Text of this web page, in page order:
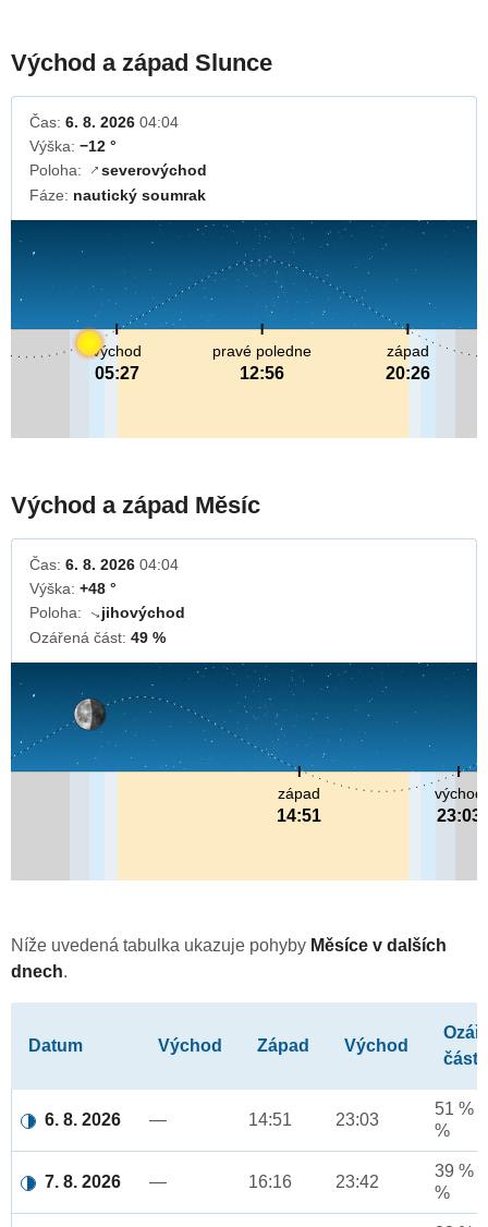
Východ a západ Slunce
Čas: 6. 8. 2026 04:04
Výška: −12 °
Poloha:
↓severovýchod
Fáze: nautický soumrak
pravé poledne
12:56
východ
05:27
západ
20:26
Východ a západ Měsíc
Čas: 6. 8. 2026 04:04
Výška: +48 °
Poloha:
↓jihovýchod
Ozářená část: 49 %
východ
23:03
západ
14:51
Níže uvedená tabulka ukazuje pohyby Měsíce v dalších
dnech.
Datum Východ Západ Východ
část
6. 8. 2026 — 14:51 23:03
51 %
%
7. 8. 2026 — 16:16 23:42
39 %
%